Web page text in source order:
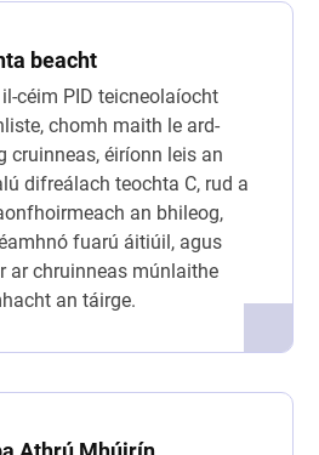
beacht
céim PID teicneolaíocht
chomh maith le ard-
cruinneas, éiríonn leis an
difreálach teochta C, rud a
an bhileog,
fuarú áitiúil, agus
ar chruinneas múnlaithe
an táirge.